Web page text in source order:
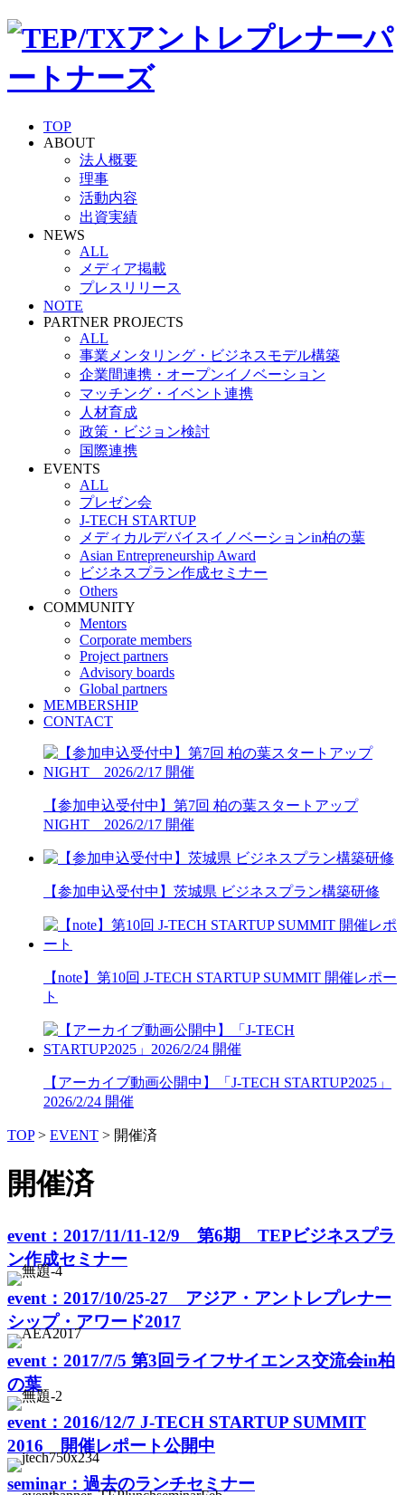
TOP
ABOUT
法人概要
理事
活動内容
出資実績
NEWS
ALL
メディア掲載
プレスリリース
NOTE
PARTNER PROJECTS
ALL
事業メンタリング・ビジネスモデル構築
企業間連携・オープンイノベーション
マッチング・イベント連携
人材育成
政策・ビジョン検討
国際連携
EVENTS
ALL
プレゼン会
J-TECH STARTUP
メディカルデバイスイノベーションin柏の葉
Asian Entrepreneurship Award
ビジネスプラン作成セミナー
Others
COMMUNITY
Mentors
Corporate members
Project partners
Advisory boards
Global partners
MEMBERSHIP
CONTACT
【参加申込受付中】第7回 柏の葉スタートアップ
NIGHT 2026/2/17 開催
【参加申込受付中】茨城県 ビジネスプラン構築研修
【note】第10回 J-TECH STARTUP SUMMIT 開催レポー
ト
【アーカイブ動画公開中】「J-TECH STARTUP2025」
2026/2/24 開催
TOP> EVENT > 開催済
開催済
event：2017/11/11-12/9 第6期 TEPビジネスプラ
ン作成セミナー
event：2017/10/25-27 アジア・アントレプレナー
シップ・アワード2017
event：2017/7/5 第3回ライフサイエンス交流会in柏
の葉
event：2016/12/7 J-TECH STARTUP SUMMIT
2016 開催レポート公開中
seminar：過去のランチセミナー